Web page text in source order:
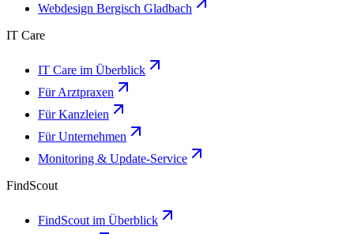
Webdesign Bergisch Gladbach
IT Care
IT Care im Überblick
Für Arztpraxen
Für Kanzleien
Für Unternehmen
Monitoring & Update-Service
FindScout
FindScout im Überblick